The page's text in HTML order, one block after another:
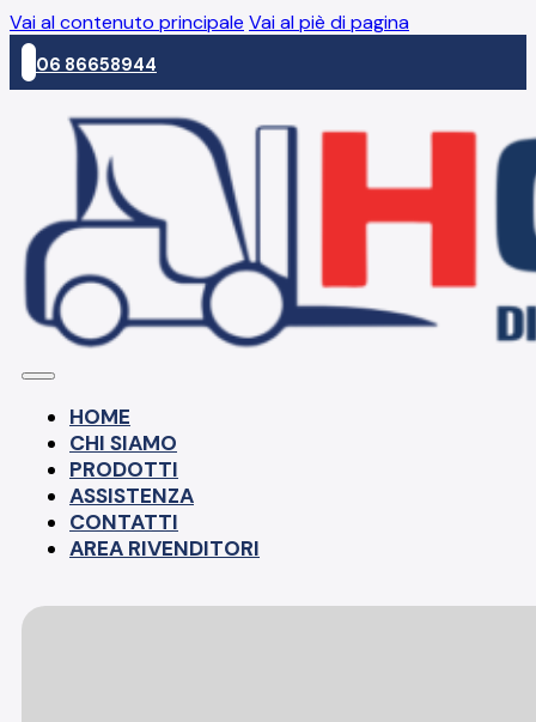
Vai al contenuto principale Vai al piè di pagina
06 86658944
HOME
CHI SIAMO
PRODOTTI
ASSISTENZA
CONTATTI
AREA RIVENDITORI